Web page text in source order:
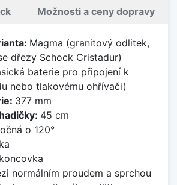
Možnosti a ceny dopravy
Magma (granitový odlitek,
dřezy Schock Cristadur)
baterie pro připojení k
nebo tlakovému ohřívači)
377 mm
45 cm
o 120°
normálním proudem a sprchou